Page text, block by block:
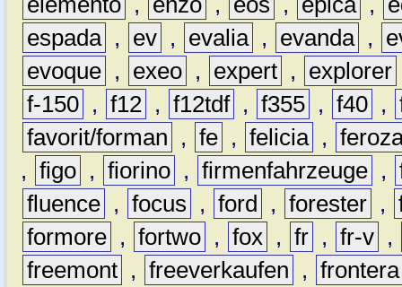
espada , ev , evalia , evanda ,
evoque , exeo , expert , explorer
f-150 , f12 , f12tdf , f355 , f40 ,
favorit/forman
, fe , felicia ,
, figo , fiorino , firmenfahrzeuge ,
fluence , focus , ford , forester ,
formore , fortwo , fox , fr , fr-v ,
freemont , freeverkaufen , frontera